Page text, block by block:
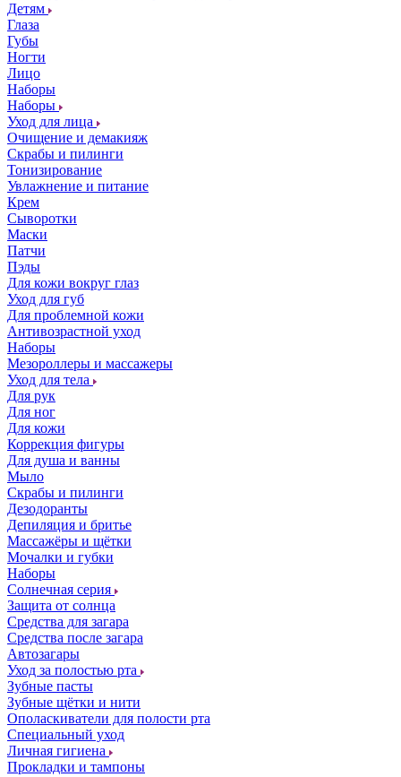
Детям
Глаза
Губы
Ногти
Лицо
Наборы
Наборы
Уход для лица
Очищение и демакияж
Скрабы и пилинги
Тонизирование
Увлажнение и питание
Крем
Сыворотки
Маски
Патчи
Пэды
Для кожи вокруг глаз
Уход для губ
Для проблемной кожи
Антивозрастной уход
Наборы
Мезороллеры и массажеры
Уход для тела
Для рук
Для ног
Для кожи
Коррекция фигуры
Для душа и ванны
Мыло
Скрабы и пилинги
Дезодоранты
Депиляция и бритье
Массажёры и щётки
Мочалки и губки
Наборы
Солнечная серия
Защита от солнца
Средства для загара
Средства после загара
Автозагары
Уход за полостью рта
Зубные пасты
Зубные щётки и нити
Ополаскиватели для полости рта
Специальный уход
Личная гигиена
Прокладки и тампоны